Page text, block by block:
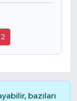
bazıları